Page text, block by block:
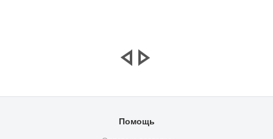
Помощь